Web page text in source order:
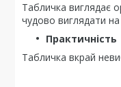
Табличка виглядає
чудово виглядати на
Практичність
Табличка вкрай